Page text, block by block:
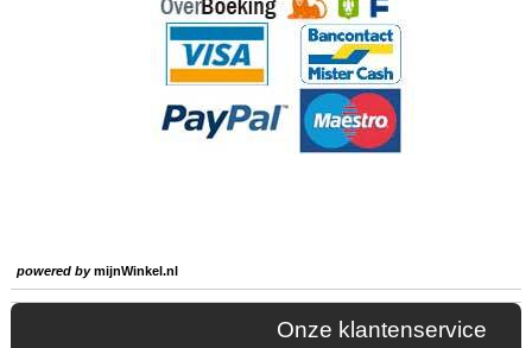
powered bymijnWinkel.nl
Onze klantenservice